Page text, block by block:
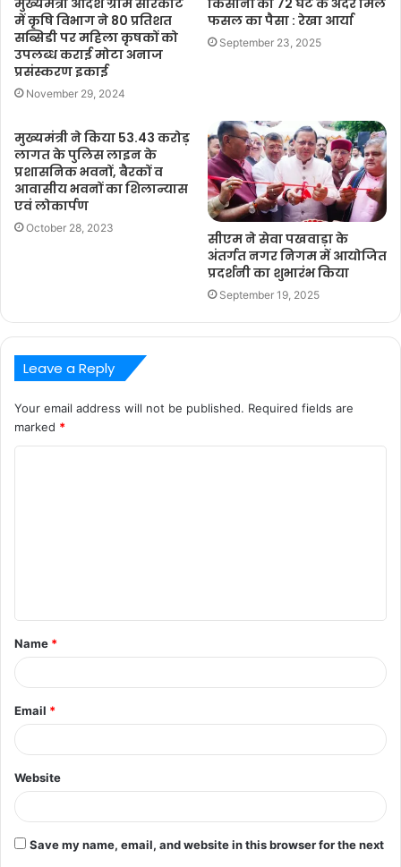
मुख्यमंत्री आदर्श ग्राम सारकोट
में कृषि विभाग ने 80 प्रतिशत
सब्सिडी पर महिला कृषकों को
उपलब्ध कराई मोटा अनाज
प्रसंस्करण इकाई
November 29, 2024
किसानों को 72 घंटे के अंदर मिले
फसल का पैसा : रेखा आर्या
September 23, 2025
मुख्यमंत्री ने किया 53.43 करोड़
लागत के पुलिस लाइन के
प्रशासनिक भवनों, बैरकों व
आवासीय भवनों का शिलान्यास
एवं लोकार्पण
October 28, 2023
सीएम ने सेवा पखवाड़ा के
अंतर्गत नगर निगम में आयोजित
प्रदर्शनी का शुभारंभ किया
September 19, 2025
Leave a Reply
Your email address will not be published. Required fields are
marked *
t
*
Name *
Email *
Website
Save my name, email, and website in this browser for the next